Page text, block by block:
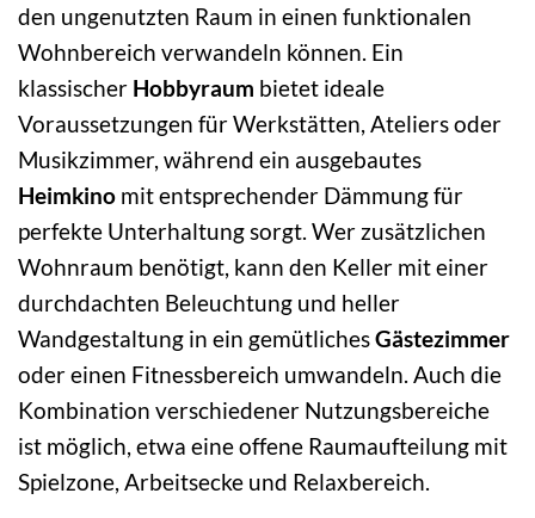
den ungenutzten Raum in einen funktionalen
Wohnbereich verwandeln können. Ein
klassischer Hobbyraum bietet ideale
Voraussetzungen für Werkstätten, Ateliers oder
Musikzimmer, während ein ausgebautes
Heimkino mit entsprechender Dämmung für
perfekte Unterhaltung sorgt. Wer zusätzlichen
Wohnraum benötigt, kann den Keller mit einer
durchdachten Beleuchtung und heller
Wandgestaltung in ein gemütlichesGästezimmer
oder einen Fitnessbereich umwandeln. Auch die
Kombination verschiedener Nutzungsbereiche
ist möglich, etwa eine offene Raumaufteilung mit
Spielzone, Arbeitsecke und Relaxbereich.